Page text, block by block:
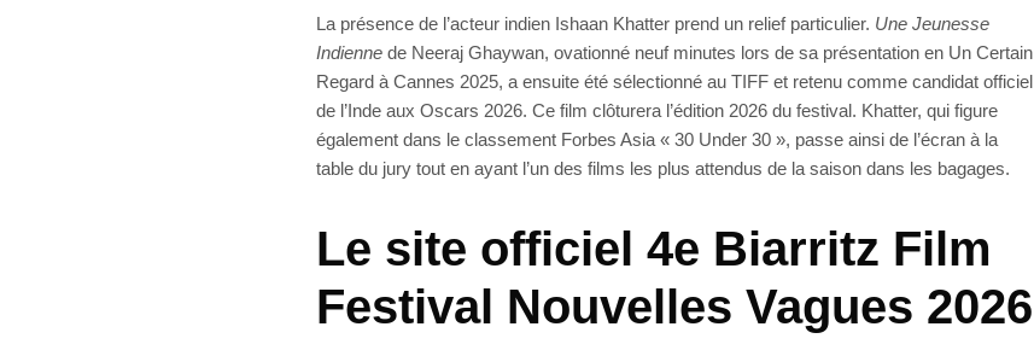
La présence de l’acteur indien Ishaan Khatter prend un relief particulier. Une Jeunesse
Indienne de Neeraj Ghaywan, ovationné neuf minutes lors de sa présentation en Un Certain
Regard à Cannes 2025, a ensuite été sélectionné au TIFF et retenu comme candidat officiel
de l’Inde aux Oscars 2026. Ce film clôturera l’édition 2026 du festival. Khatter, qui figure
également dans le classement Forbes Asia « 30 Under 30 », passe ainsi de l’écran à la
table du jury tout en ayant l’un des films les plus attendus de la saison dans les bagages.
Le site officiel 4e Biarritz Film
Festival Nouvelles Vagues 2026